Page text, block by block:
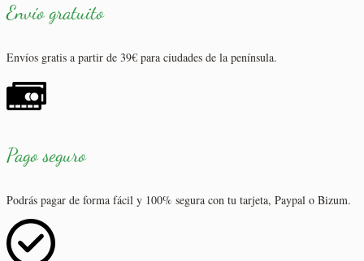
Envío gratuito
Envíos gratis a partir de 39€ para ciudades de la península.
Pago seguro
Podrás pagar de forma fácil y 100% segura con tu tarjeta, Paypal o Bizum.